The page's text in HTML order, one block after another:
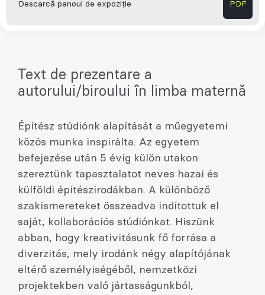
Descarcă panoul de expoziție PDF
Text de prezentare a
autorului/biroului în limba maternă
Építész stúdiónk alapítását a műegyetemi
közös munka inspirálta. Az egyetem
befejezése után 5 évig külön utakon
szereztünk tapasztalatot neves hazai és
külföldi építészirodákban. A különböző
szakismereteket összeadva indítottuk el
saját, kollaborációs stúdiónkat. Hiszünk
abban, hogy kreativitásunk fő forrása a
diverzitás, mely irodánk négy alapítójának
eltérő személyiségéből, nemzetközi
projektekben való jártasságunkból,